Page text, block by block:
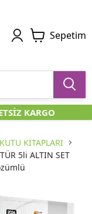
Sepetim
KARGO
KİTAPLARI
5li ALTIN SET